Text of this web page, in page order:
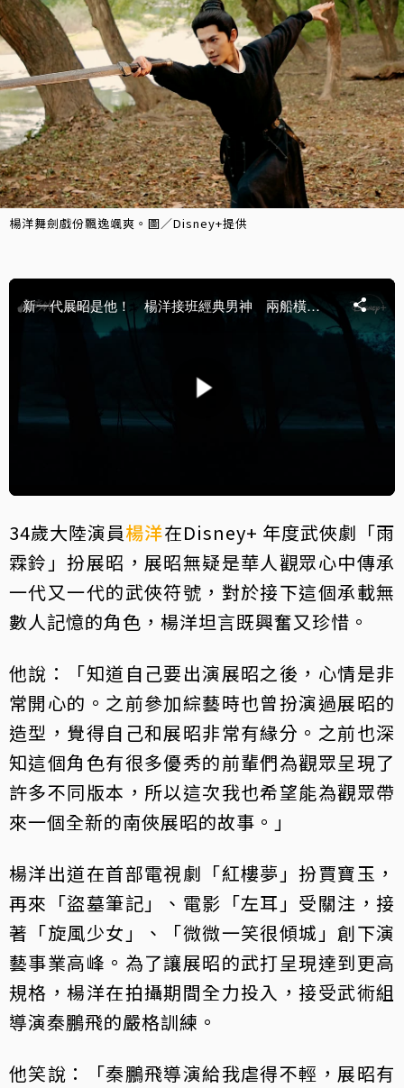
楊洋舞劍戲份飄逸颯爽。圖／Disney+提供
34歲大陸演員楊洋在Disney+ 年度武俠劇「雨
霖鈴」扮展昭，展昭無疑是華人觀眾心中傳承
一代又一代的武俠符號，對於接下這個承載無
數人記憶的角色，楊洋坦言既興奮又珍惜。
他說：「知道自己要出演展昭之後，心情是非
常開心的。之前參加綜藝時也曾扮演過展昭的
造型，覺得自己和展昭非常有緣分。之前也深
知這個角色有很多優秀的前輩們為觀眾呈現了
許多不同版本，所以這次我也希望能為觀眾帶
來一個全新的南俠展昭的故事。」
楊洋出道在首部電視劇「紅樓夢」扮賈寶玉，
再來「盜墓筆記」、電影「左耳」受關注，接
著「旋風少女」、「微微一笑很傾城」創下演
藝事業高峰。為了讓展昭的武打呈現達到更高
規格，楊洋在拍攝期間全力投入，接受武術組
導演秦鵬飛的嚴格訓練。
他笑說：「秦鵬飛導演給我虐得不輕，展昭有